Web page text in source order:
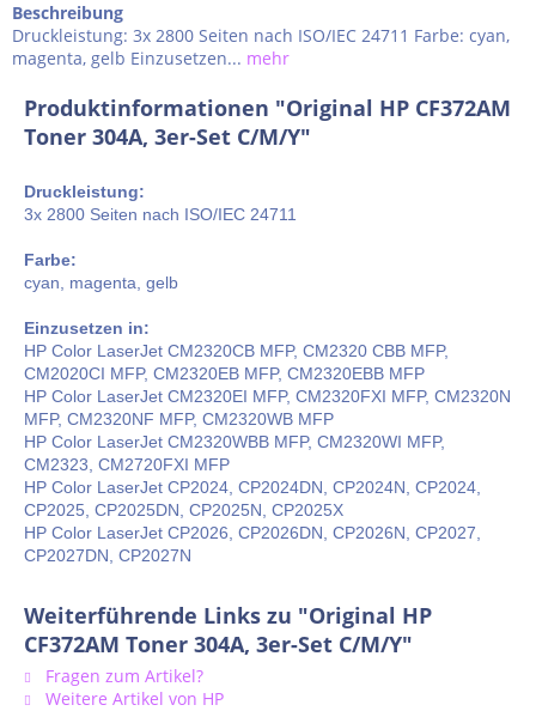
Beschreibung
Druckleistung: 3x 2800 Seiten nach ISO/IEC 24711 Farbe: cyan,
magenta, gelb Einzusetzen... mehr
Produktinformationen "Original HP CF372AM
Toner 304A, 3er-Set C/M/Y"
Druckleistung:
3x 2800 Seiten nach ISO/IEC 24711
Farbe:
cyan, magenta, gelb
Einzusetzen in:
HP Color LaserJet CM2320CB MFP, CM2320 CBB MFP,
CM2020CI MFP, CM2320EB MFP, CM2320EBB MFP
HP Color LaserJet CM2320EI MFP, CM2320FXI MFP, CM2320N
MFP, CM2320NF MFP, CM2320WB MFP
HP Color LaserJet CM2320WBB MFP, CM2320WI MFP,
CM2323, CM2720FXI MFP
HP Color LaserJet CP2024, CP2024DN, CP2024N, CP2024,
CP2025, CP2025DN, CP2025N, CP2025X
HP Color LaserJet CP2026, CP2026DN, CP2026N, CP2027,
CP2027DN, CP2027N
Weiterführende Links zu "Original HP
CF372AM Toner 304A, 3er-Set C/M/Y"
Fragen zum Artikel?
Weitere Artikel von HP